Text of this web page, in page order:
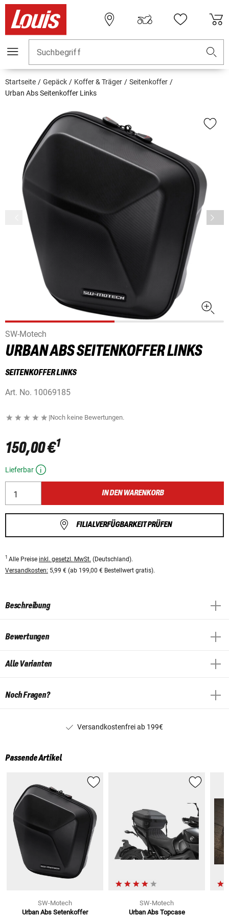
Suchbegriff
Startseite Gepäck Koffer & Träger
Seitenkoffer
Urban Abs Seitenkoffer Links
SW-Motech
URBAN ABS SEITENKOFFER LINKS
SEITENKOFFER LINKS
Art. No. 10069185
|Noch keine Bewertungen.
150,00 €1
Lieferbar
IN DEN WARENKORB
FILIALVERFÜGBARKEIT PRÜFEN
1 Alle Preise inkl. gesetzl. MwSt. (Deutschland).
Versandkosten: 5,99 € (ab 199,00 € Bestellwert gratis).
Beschreibung
Bewertungen
Alle Varianten
Noch Fragen?
Versandkostenfrei ab 199€
Passende Artikel
SW-Motech
Urban Abs Setenkoffer
SW-Motech
Urban Abs Topcase